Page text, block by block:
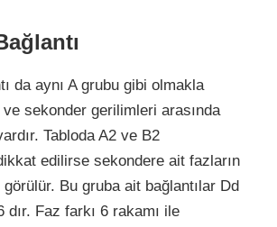
da aynı A grubu gibi olmakla
sekonder gerilimleri arasında
Tabloda A2 ve B2
edilirse sekondere ait fazların
görülür. Bu gruba ait bağlantılar Dd
Faz farkı 6 rakamı ile